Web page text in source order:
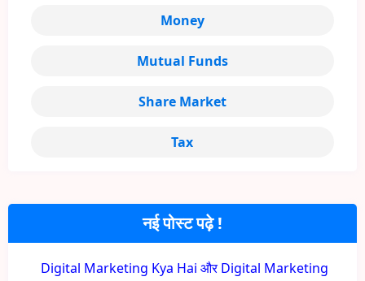
नई पोस्ट पढ़े !
Digital Marketing Kya Hai और Digital Marketing
Money
Mutual Funds
Share Market
Tax